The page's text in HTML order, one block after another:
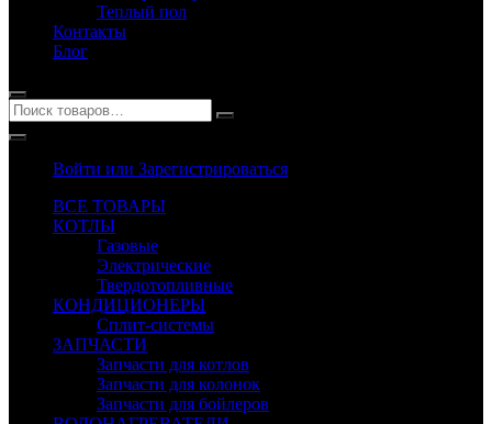
Теплый пол
Контакты
Блог
Войти или Зарегистрироваться
ВСЕ ТОВАРЫ
КОТЛЫ
Газовые
Электрические
Твердотопливные
КОНДИЦИОНЕРЫ
Сплит-системы
ЗАПЧАСТИ
Запчасти для котлов
Запчасти для колонок
Запчасти для бойлеров